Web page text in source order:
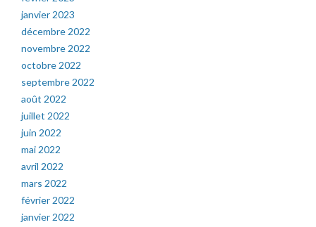
janvier 2023
décembre 2022
novembre 2022
octobre 2022
septembre 2022
août 2022
juillet 2022
juin 2022
mai 2022
avril 2022
mars 2022
février 2022
janvier 2022